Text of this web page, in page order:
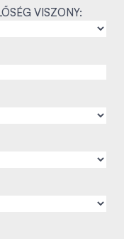
VISZONY: